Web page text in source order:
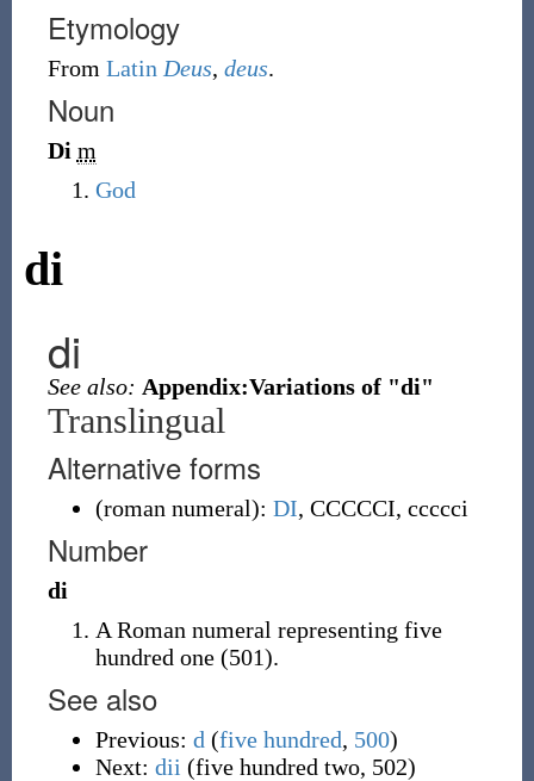
Etymology
From Latin Deus, deus.
Noun
Di m
God
di
di
See also: Appendix:Variations of "di"
Translingual
Alternative forms
(roman numeral): DI, CCCCCI, ccccci
Number
di
A Roman numeral representing five
hundred one (501).
See also
Previous: d (five hundred, 500)
Next: dii (five hundred two, 502)